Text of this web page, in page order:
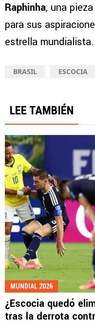
Raphinha, una
para sus
estrella mundialista.
BRASIL ESCOCIA
LEE TAMBIÉN
MUNDIAL 2026
¿Escocia quedó
tras la derrota